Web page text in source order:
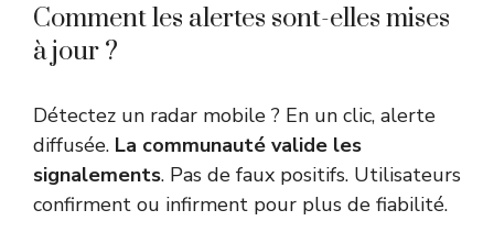
Comment les alertes sont-elles mises
à jour ?
Détectez un radar mobile ? En un clic, alerte
diffusée. La communauté valide les
signalements. Pas de faux positifs. Utilisateurs
confirment ou infirment pour plus de fiabilité.